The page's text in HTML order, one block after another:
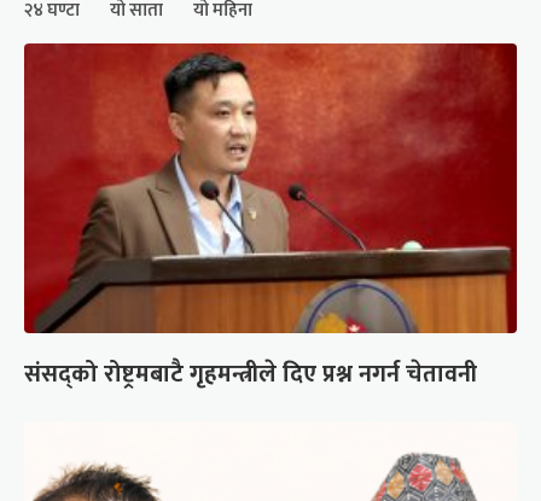
२४ घण्टा यो साता यो महिना
संसद्को रोष्ट्रमबाटै गृहमन्त्रीले दिए प्रश्न नगर्न चेतावनी